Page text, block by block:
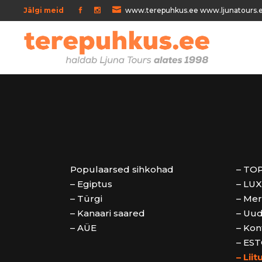
Jälgi meid www.terepuhkus.ee
Populaarsed sihkohad
– Egiptus
– Türgi
– Kanaari saared
– AÜE
–
–
–
–
–
–
–